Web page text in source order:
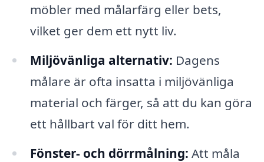
möbler med målarfärg eller bets,
vilket ger dem ett nytt liv.
Miljövänliga alternativ: Dagens
målare är ofta insatta i miljövänliga
material och färger, så att du kan göra
ett hållbart val för ditt hem.
Fönster- och dörrmålning: Att måla